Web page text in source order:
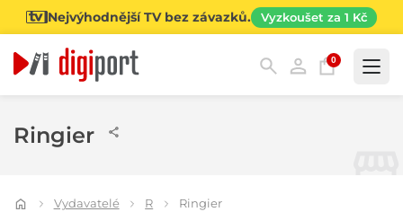
Nejvýhodnější TV bez závazků. Vyzkoušet za 1 Kč
0
Ringier
Vydavatelé R Ringier